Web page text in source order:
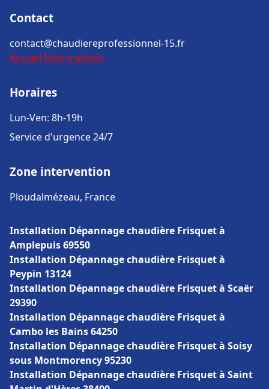
Contact
contact@chaudiereprofessionnel-15.fr
Accueil Informations
Horaires
Lun-Ven: 8h-19h
Service d'urgence 24/7
Zone intervention
Ploudalmézeau, France
Installation Dépannage chaudière Frisquet à
Amplepuis 69550
Installation Dépannage chaudière Frisquet à
Peypin 13124
Installation Dépannage chaudière Frisquet à Scaër
29390
Installation Dépannage chaudière Frisquet à
Cambo les Bains 64250
Installation Dépannage chaudière Frisquet à Soisy
sous Montmorency 95230
Installation Dépannage chaudière Frisquet à Saint